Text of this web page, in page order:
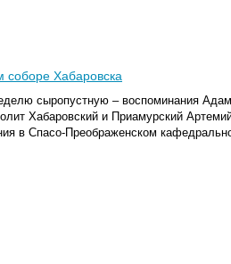
соборе Хабаровска
сыропустную – воспоминания
Хабаровский и Приамурский
в Спасо-Преображенском